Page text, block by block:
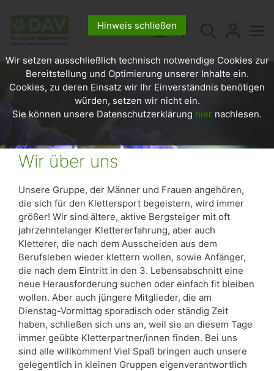
Wir über uns
Unsere Gruppe, der Männer und Frauen angehören,
die sich für den Klettersport begeistern, wird immer
größer! Wir sind ältere, aktive Bergsteiger mit oft
jahrzehntelanger Klettererfahrung, aber auch
Kletterer, die nach dem Ausscheiden aus dem
Berufsleben wieder klettern wollen, sowie Anfänger,
die nach dem Eintritt in den 3. Lebensabschnitt eine
neue Herausforderung suchen oder einfach fit bleiben
wollen. Aber auch jüngere Mitglieder, die am
Dienstag-Vormittag sporadisch oder ständig Zeit
haben, schließen sich uns an, weil sie an diesem Tage
immer geübte Kletterpartner/innen finden. Bei uns
sind alle willkommen! Viel Spaß bringen auch unsere
gelegentlich in kleinen Gruppen eigenverantwortlich
Hinweis schließen
Wir setzen ausschließlich technisch notwendige Cookies zur
Bereitstellung und Optimierung unserer Inhalte ein.
Cookies, zu deren Einsatz wir Ihr Einverständnis benötigen
würden, setzen wir nicht ein.
Sie können unsere Datenschutzerklärung hier nachlesen.